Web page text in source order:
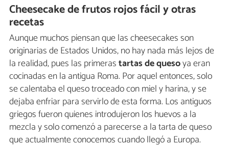
Cheesecake de frutos rojos fácil y otras
recetas
Aunque muchos piensan que las cheesecakes son
originarias de Estados Unidos, no hay nada más lejos de
la realidad, pues las primerastartas de quesoya eran
cocinadas en la antigua Roma. Por aquel entonces, solo
se calentaba el queso troceado con miel y harina, y se
dejaba enfriar para servirlo de esta forma. Los antiguos
griegos fueron quienes introdujeron los huevos a la
mezcla y solo comenzó a parecerse a la tarta de queso
que actualmente conocemos cuando llegó a Europa.